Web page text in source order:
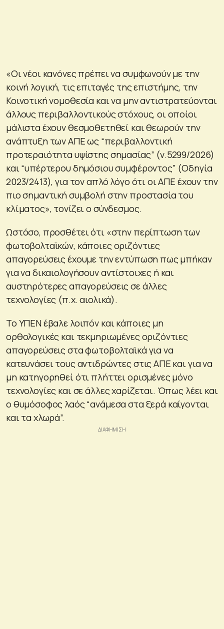
«Οι νέοι κανόνες πρέπει να συμφωνούν με την
κοινή λογική, τις επιταγές της επιστήμης, την
Κοινοτική νομοθεσία και να μην αντιστρατεύονται
άλλους περιβαλλοντικούς στόχους, οι οποίοι
μάλιστα έχουν θεσμοθετηθεί και θεωρούν την
ανάπτυξη των ΑΠΕ ως “περιβαλλοντική
προτεραιότητα υψίστης σημασίας” (ν.5299/2026)
και “υπέρτερου δημόσιου συμφέροντος” (Οδηγία
2023/2413), για τον απλό λόγο ότι οι ΑΠΕ έχουν την
πιο σημαντική συμβολή στην προστασία του
κλίματος», τονίζει ο σύνδεσμος.
Ωστόσο, προσθέτει ότι «στην περίπτωση των
φωτοβολταϊκών, κάποιες οριζόντιες
απαγορεύσεις έχουμε την εντύπωση πως μπήκαν
για να δικαιολογήσουν αντίστοιχες ή και
αυστηρότερες απαγορεύσεις σε άλλες
τεχνολογίες (π.χ. αιολικά).
Το ΥΠΕΝ έβαλε λοιπόν και κάποιες μη
ορθολογικές και τεκμηριωμένες οριζόντιες
απαγορεύσεις στα φωτοβολταϊκά για να
κατευνάσει τους αντιδρώντες στις ΑΠΕ και για να
μη κατηγορηθεί ότι πλήττει ορισμένες μόνο
τεχνολογίες και σε άλλες χαρίζεται. Όπως λέει και
ο θυμόσοφος λαός “ανάμεσα στα ξερά καίγονται
και τα χλωρά”.